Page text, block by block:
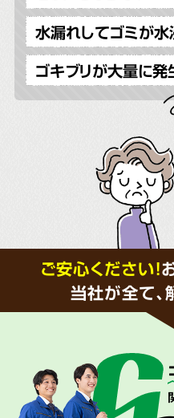
水漏れしてゴミが水
ゴキブリが大量に発
ご安心ください！
当社が全て